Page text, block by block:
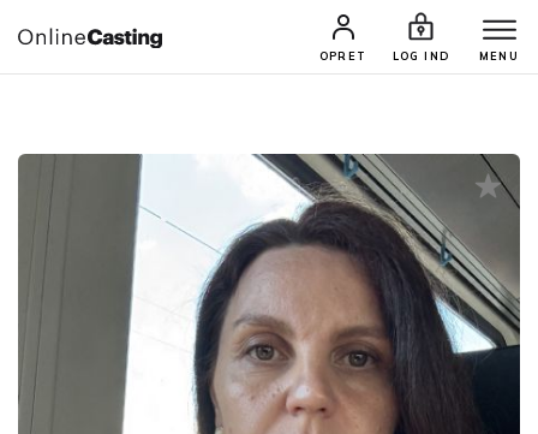
OPRET LOG IND MENU
CASTINGS & JOBS SØG PROFIL